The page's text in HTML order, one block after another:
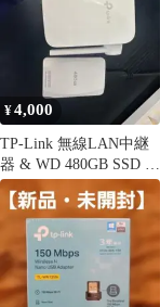
¥4,000
TP-Link 無線LAN中継
器 & WD 480GB SSD 本
体